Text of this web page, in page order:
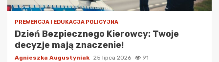
PREWENCJA I EDUKACJA POLICYJNA
Dzień Bezpiecznego Kierowcy: Twoje
decyzje mają znaczenie!
Agnieszka Augustyniak 25 lipca 2026 91